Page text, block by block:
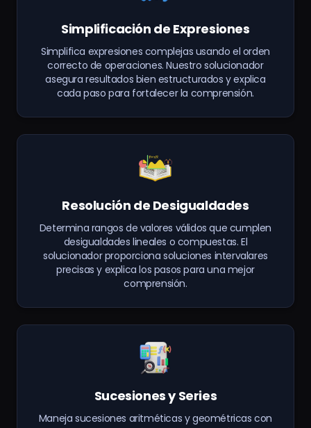
Simplificación de Expresiones
Simplifica expresiones complejas usando el orden
correcto de operaciones. Nuestro solucionador
asegura resultados bien estructurados y explica
cada paso para fortalecer la comprensión.
Resolución de Desigualdades
Determina rangos de valores válidos que cumplen
desigualdades lineales o compuestas. El
solucionador proporciona soluciones intervalares
precisas y explica los pasos para una mejor
comprensión.
Sucesiones y Series
Maneja sucesiones aritméticas y geométricas con